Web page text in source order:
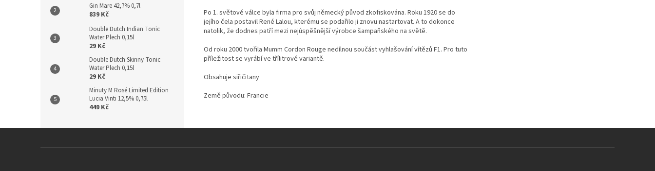
Gin Mare 42,7% 0,7l
839 Kč
Double Dutch Indian Tonic
Water Plech 0,15l
29 Kč
Double Dutch Skinny Tonic
Water Plech 0,15l
29 Kč
Minuty M Rosé Limited Edition
Lucia Vinti 12,5% 0,75l
449 Kč
Po 1. světové válce byla firma pro svůj německý původ zkofiskována. Roku 1920 se do
jejího čela postavil René Lalou, kterému se podařilo ji znovu nastartovat. A to dokonce
natolik, že dodnes patří mezi nejúspěšnější výrobce šampaňského na světě.
Od roku 2000 tvořila Mumm Cordon Rouge nedílnou součást vyhlašování vítězů F1. Pro tuto
příležitost se vyrábí ve třílitrové variantě.
Obsahuje siřičitany
Země původu: Francie